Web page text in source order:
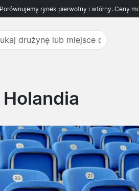
Porównujemy rynek pierwotny i wtórny. Ceny